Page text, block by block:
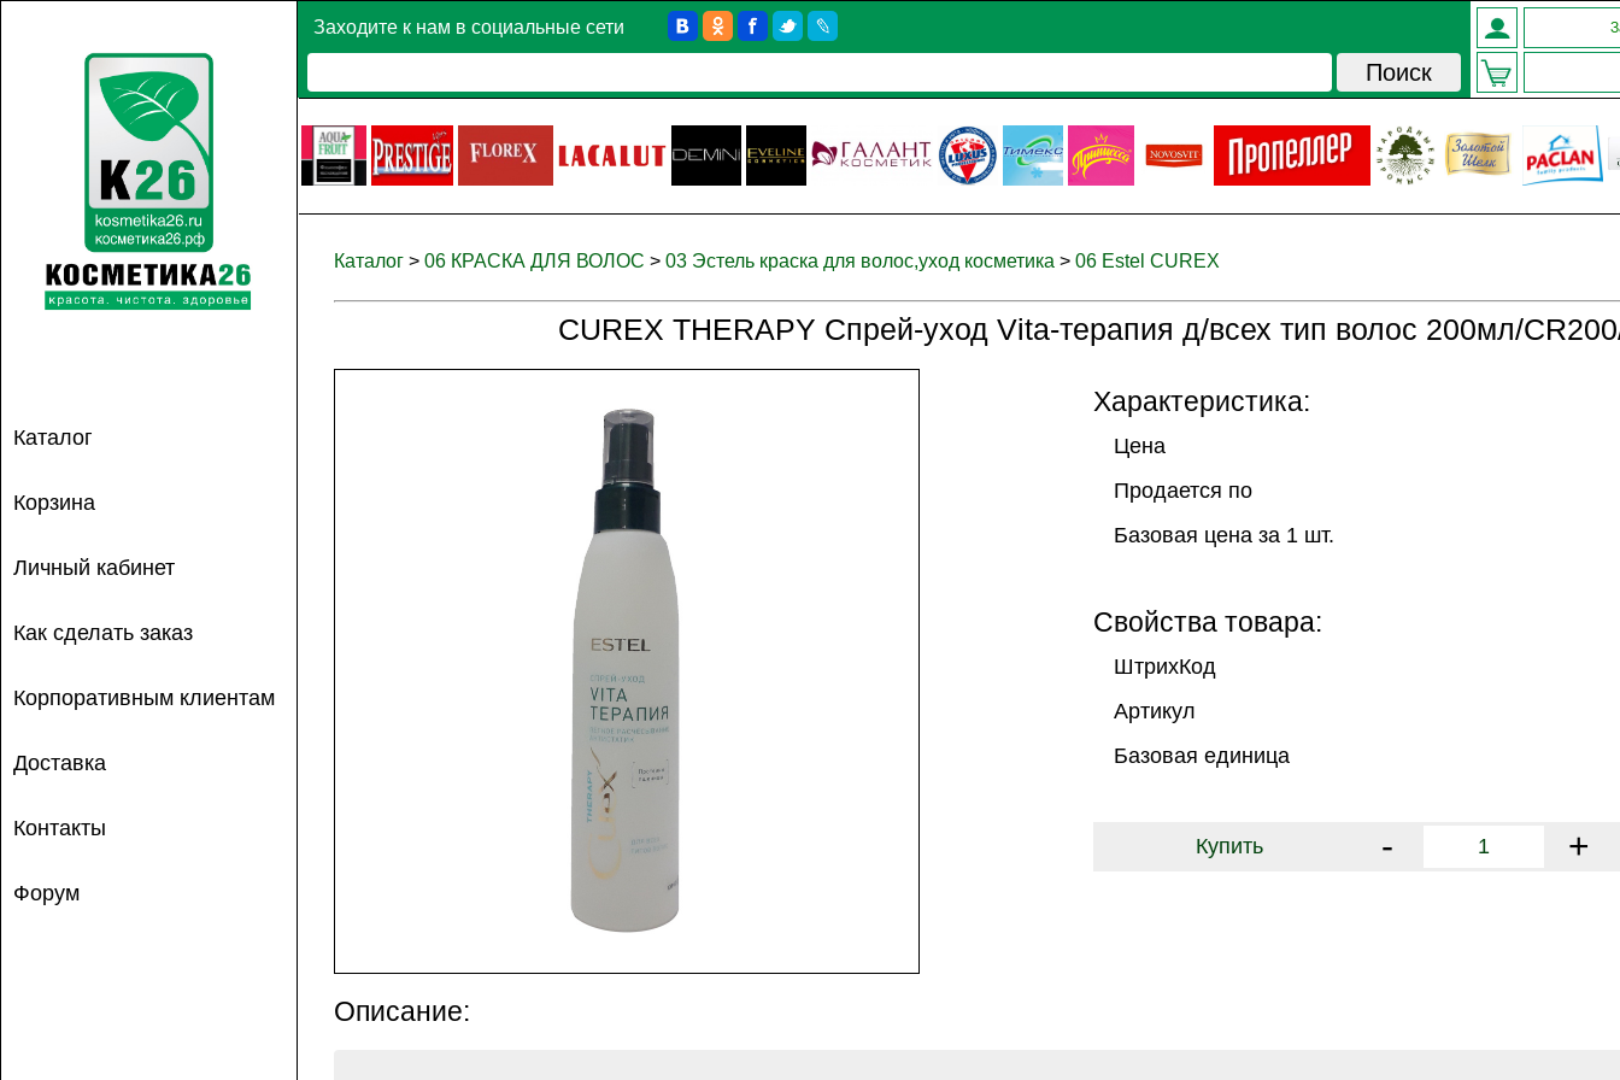
Заходите к нам в социальные сети
Каталог
Корзина
Личный кабинет
Как сделать заказ
Корпоративным клиентам
Доставка
Контакты
Форум
Каталог > 06 КРАСКА ДЛЯ ВОЛОС > 03 Эстель краска для волос,уход косметика > 06 Estel CUREX
CUREX THERAPY Спрей-уход Vita-терапия д/всех тип волос 200мл/
Характеристика:
Цена
Продается по
Базовая цена за 1 шт.
Свойства товара:
ШтрихКод
Артикул
Базовая единица
Купить - +
Описание: